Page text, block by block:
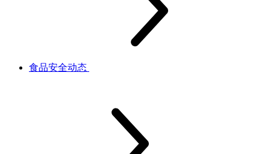
食品安全动态